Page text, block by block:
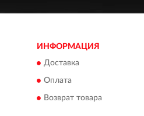
ИНФОРМАЦИЯ
Доставка
Оплата
Возврат товара